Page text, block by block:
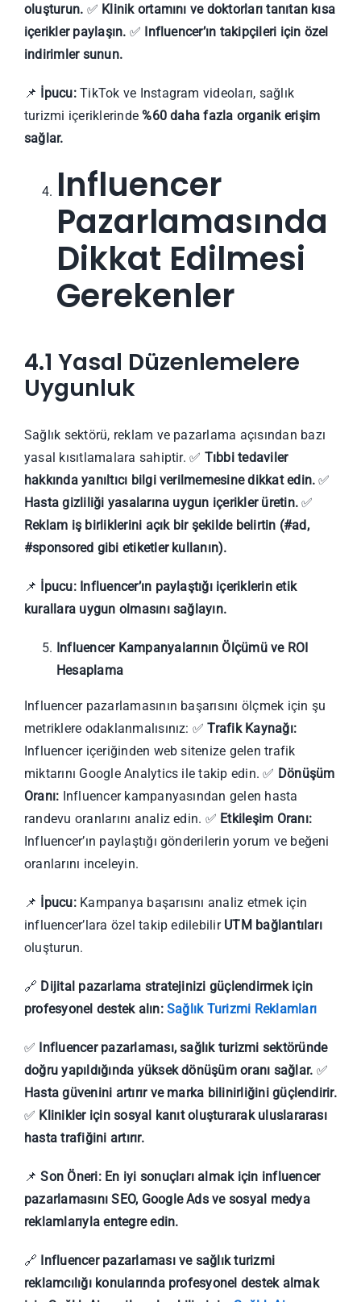
oluşturun. ✅ Klinik ortamını ve doktorları tanıtan kısa
içerikler paylaşın. ✅ Influencer’ın takipçileri için özel
indirimler sunun.
📌 İpucu:TikTok ve Instagram videoları, sağlık
turizmi içeriklerinde%60 daha fazla organik erişim
sağlar.
Influencer
Pazarlamasında
Dikkat Edilmesi
Gerekenler
4.1 Yasal Düzenlemelere
Uygunluk
Sağlık sektörü, reklam ve pazarlama açısından bazı
yasal kısıtlamalara sahiptir. ✅ Tıbbi tedaviler
hakkında yanıltıcı bilgi verilmemesine dikkat edin. ✅
Hasta gizliliği yasalarına uygun içerikler üretin.✅
Reklam iş birliklerini açık bir şekilde belirtin (#ad,
#sponsored gibi etiketler kullanın).
📌 İpucu: Influencer’ın paylaştığı içeriklerin etik
kurallara uygun olmasını sağlayın.
Influencer Kampanyalarının Ölçümü ve ROI
Hesaplama
Influencer pazarlamasının başarısını ölçmek için şu
metriklere odaklanmalısınız: ✅Trafik Kaynağı:
Influencer içeriğinden web sitenize gelen trafik
miktarını Google Analytics ile takip edin. ✅ Dönüşüm
Oranı: Influencer kampanyasından gelen hasta
randevu oranlarını analiz edin. ✅ Etkileşim Oranı:
Influencer’ın paylaştığı gönderilerin yorum ve beğeni
oranlarını inceleyin.
📌 İpucu:Kampanya başarısını analiz etmek için
influencer’lara özel takip edilebilir UTM bağlantıları
oluşturun.
🔗 Dijital pazarlama stratejinizi güçlendirmek için
profesyonel destek alın: Sağlık Turizmi Reklamları
✅ Influencer pazarlaması, sağlık turizmi sektöründe
doğru yapıldığında yüksek dönüşüm oranı sağlar. ✅
Hasta güvenini artırır ve marka bilinirliğini güçlendirir.
✅ Klinikler için sosyal kanıt oluşturarak uluslararası
hasta trafiğini artırır.
📌Son Öneri: En iyi sonuçları almak için influencer
pazarlamasını SEO, Google Ads ve sosyal medya
reklamlarıyla entegre edin.
🔗 Influencer pazarlaması ve sağlık turizmi
reklamcılığı konularında profesyonel destek almak